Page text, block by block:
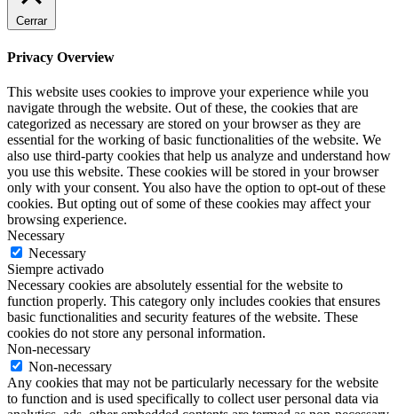
Cerrar
Privacy Overview
This website uses cookies to improve your experience while you
navigate through the website. Out of these, the cookies that are
categorized as necessary are stored on your browser as they are
essential for the working of basic functionalities of the website. We
also use third-party cookies that help us analyze and understand how
you use this website. These cookies will be stored in your browser
only with your consent. You also have the option to opt-out of these
cookies. But opting out of some of these cookies may affect your
browsing experience.
Necessary
Necessary
Siempre activado
Necessary cookies are absolutely essential for the website to
function properly. This category only includes cookies that ensures
basic functionalities and security features of the website. These
cookies do not store any personal information.
Non-necessary
Non-necessary
Any cookies that may not be particularly necessary for the website
to function and is used specifically to collect user personal data via